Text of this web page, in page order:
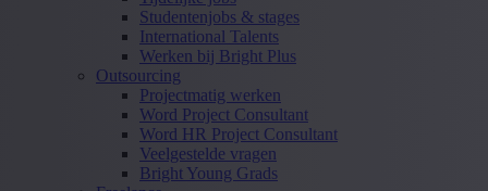
Studentenjobs & stages
International Talents
Werken bij Bright Plus
Outsourcing
Projectmatig werken
Word Project Consultant
Word HR Project Consultant
Veelgestelde vragen
Bright Young Grads